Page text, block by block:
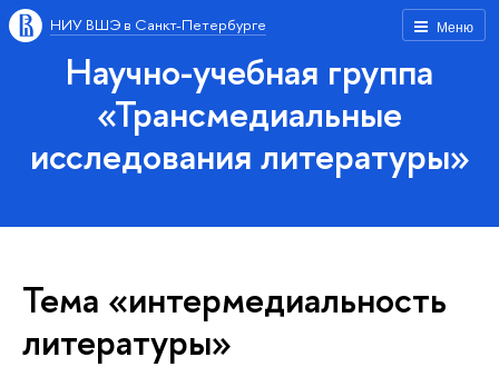
Меню
НИУ ВШЭ в Санкт-Петербурге
Научно-учебная группа
«Трансмедиальные
исследования литературы»
Тема «интермедиальность
литературы»